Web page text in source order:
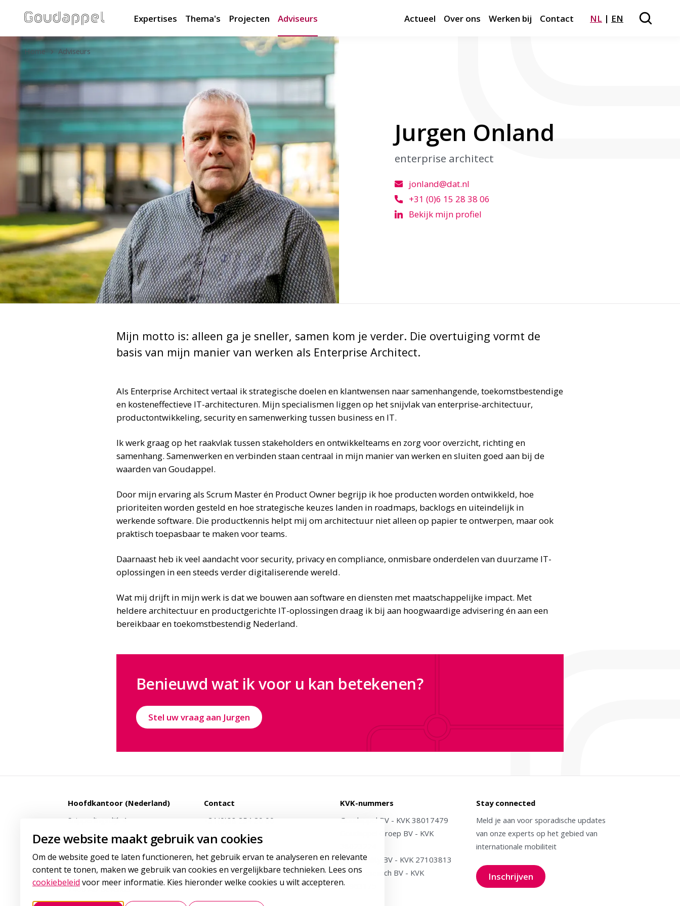
Deze website maakt gebruik van cookies
Om de website goed te laten functioneren, het gebruik ervan te analyseren en relevante
content te tonen, maken we gebruik van cookies en vergelijkbare technieken. Lees ons
cookiebeleid voor meer informatie. Kies hieronder welke cookies u wilt accepteren.
Zoeken
Expertises Thema's Projecten Adviseurs Actueel Over ons Werken bij Contact NL EN
Home Adviseurs
Jurgen Onland
enterprise architect
jonland@dat.nl
+31 (0)6 15 28 38 06
Bekijk mijn profiel
Mijn motto is: alleen ga je sneller, samen kom je verder. Die overtuiging vormt de
basis van mijn manier van werken als Enterprise Architect.
Als Enterprise Architect vertaal ik strategische doelen en klantwensen naar samenhangende, toekomstbestendige
en kosteneffectieve IT-architecturen. Mijn specialismen liggen op het snijvlak van enterprise-architectuur,
productontwikkeling, security en samenwerking tussen business en IT.
Ik werk graag op het raakvlak tussen stakeholders en ontwikkelteams en zorg voor overzicht, richting en
samenhang. Samenwerken en verbinden staan centraal in mijn manier van werken en sluiten goed aan bij de
waarden van Goudappel.
Door mijn ervaring als Scrum Master én Product Owner begrijp ik hoe producten worden ontwikkeld, hoe
prioriteiten worden gesteld en hoe strategische keuzes landen in roadmaps, backlogs en uiteindelijk in
werkende software. Die productkennis helpt mij om architectuur niet alleen op papier te ontwerpen, maar ook
praktisch toepasbaar te maken voor teams.
Daarnaast heb ik veel aandacht voor security, privacy en compliance, onmisbare onderdelen van duurzame IT-
oplossingen in een steeds verder digitaliserende wereld.
Wat mij drijft in mijn werk is dat we bouwen aan software en diensten met maatschappelijke impact. Met
heldere architectuur en productgerichte IT-oplossingen draag ik bij aan hoogwaardige advisering én aan een
bereikbaar en toekomstbestendig Nederland.
Benieuwd wat ik voor u kan betekenen?
Stel uw vraag aan Jurgen
Hoofdkantoor (Nederland)
Snipperlingsdijk 4
7417 BJ Deventer
Postadres
Postbus 161
7400 AD Deventer
Contact
+31(0)88 254 20 00
info@goudappel.nl
Pers & Media
KVK-nummers
Goudappel BV - KVK 38017479
Goudappel Groep BV - KVK
Dat.mobility BV - KVK 27103813
Meet4research BV - KVK
75963175
Stay connected
Meld je aan voor sporadische updates
van onze experts op het gebied van
internationale mobiliteit
Inschrijvenvoor onze nieuwsbrief